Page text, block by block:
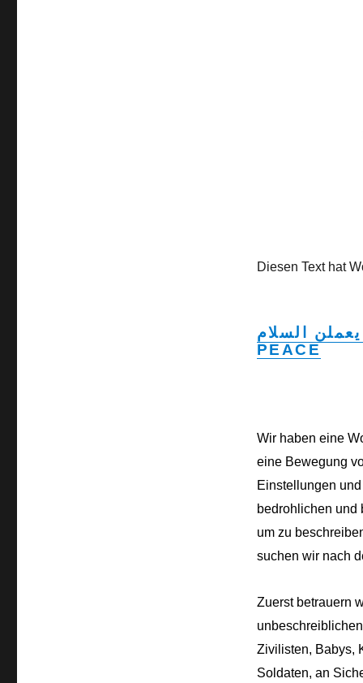
Diesen Text hat
PEACE
Wir haben eine
eine Bewegung
Einstellungen
bedrohlichen und
um zu
suchen wir nach
Zuerst betrauern
Zivilisten, Babys,
Soldaten, an